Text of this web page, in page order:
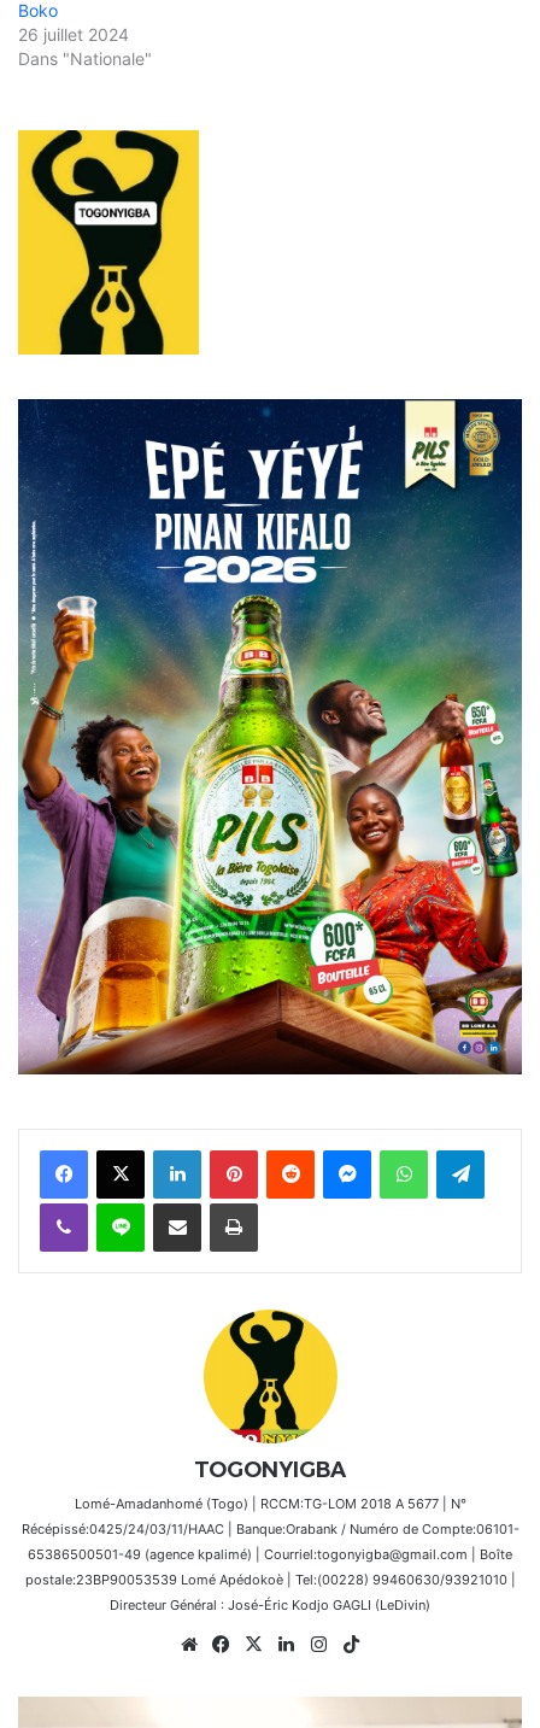
Boko
26 juillet 2024
Dans "Nationale"
FacebookX Linkedin PinterestReddit MessengerWhatsAppTelegram
Viber Ligne Partager par email Imprimer
TOGONYIGBA
Lomé-Amadanhomé (Togo) | RCCM:TG-LOM 2018 A 5677 | N°
Récépissé:0425/24/03/11/HAAC | Banque:Orabank / Numéro de Compte:06101-
65386500501-49 (agence kpalimé) | Courriel:togonyigba@gmail.com | Boîte
postale:23BP90053539 Lomé Apédokoè | Tel:(00228) 99460630/93921010 |
Directeur Général : José-Éric Kodjo GAGLI (LeDivin)
WebsiteFacebook
X LinkedinInstagram